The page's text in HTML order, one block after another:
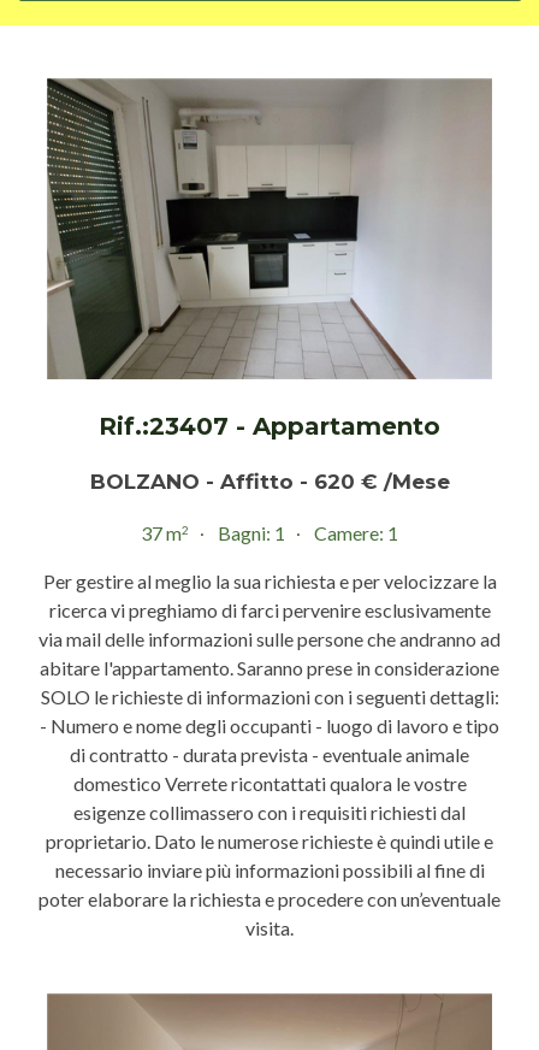
Rif.:23407 - Appartamento
BOLZANO - Affitto - 620 € /Mese
37 m2 Bagni: 1 Camere: 1
Per gestire al meglio la sua richiesta e per velocizzare la
ricerca vi preghiamo di farci pervenire esclusivamente
via mail delle informazioni sulle persone che andranno ad
abitare l'appartamento. Saranno prese in considerazione
SOLO le richieste di informazioni con i seguenti dettagli:
- Numero e nome degli occupanti - luogo di lavoro e tipo
di contratto - durata prevista - eventuale animale
domestico Verrete ricontattati qualora le vostre
esigenze collimassero con i requisiti richiesti dal
proprietario. Dato le numerose richieste è quindi utile e
necessario inviare più informazioni possibili al fine di
poter elaborare la richiesta e procedere con un’eventuale
visita.